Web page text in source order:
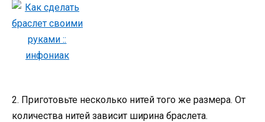
2. Приготовьте несколько нитей того же размера. От
количества нитей зависит ширина браслета.